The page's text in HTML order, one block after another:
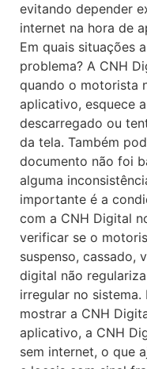
evitando depender
internet na hora de
Em quais situações
problema? A CNH
quando o motorista
aplicativo, esquece
descarregado ou
da tela. Também
documento não foi
alguma
importante é a
com a CNH Digital
verificar se o
suspenso, cassado,
digital não
irregular no
mostrar a CNH
aplicativo, a CNH
sem internet, o que